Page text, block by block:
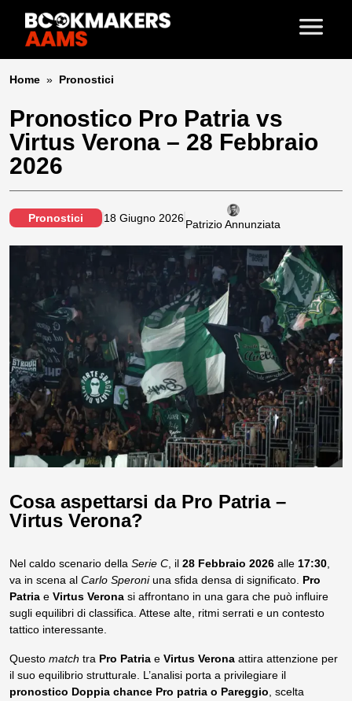
Home » Pronostici
Pronostico Pro Patria vs
Virtus Verona – 28 Febbraio
2026
Pronostici 18 Giugno 2026Patrizio Annunziata
Cosa aspettarsi da Pro Patria –
Virtus Verona?
Nel caldo scenario della Serie C, il 28 Febbraio 2026 alle 17:30,
va in scena al Carlo Speroniuna sfida densa di significato. Pro
Patria e Virtus Verona si affrontano in una gara che può influire
sugli equilibri di classifica. Attese alte, ritmi serrati e un contesto
tattico interessante.
Questo match tra Pro Patria e Virtus Verona attira attenzione per
il suo equilibrio strutturale. L’analisi porta a privilegiare il
pronostico Doppia chance Pro patria o Pareggio, scelta